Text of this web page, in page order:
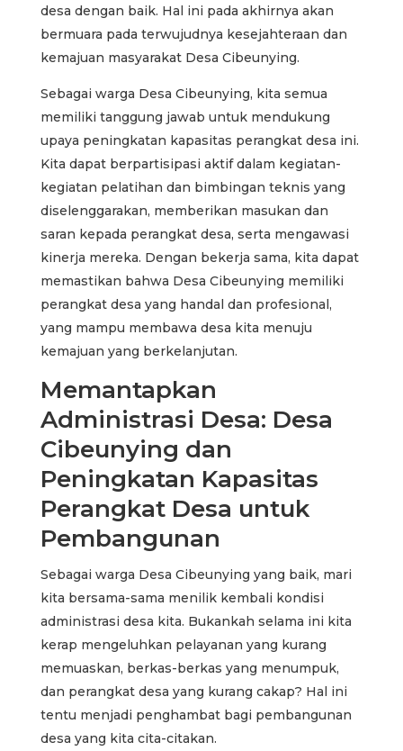
desa dengan baik. Hal ini pada akhirnya akan
bermuara pada terwujudnya kesejahteraan dan
kemajuan masyarakat Desa Cibeunying.
Sebagai warga Desa Cibeunying, kita semua
memiliki tanggung jawab untuk mendukung
upaya peningkatan kapasitas perangkat desa ini.
Kita dapat berpartisipasi aktif dalam kegiatan-
kegiatan pelatihan dan bimbingan teknis yang
diselenggarakan, memberikan masukan dan
saran kepada perangkat desa, serta mengawasi
kinerja mereka. Dengan bekerja sama, kita dapat
memastikan bahwa Desa Cibeunying memiliki
perangkat desa yang handal dan profesional,
yang mampu membawa desa kita menuju
kemajuan yang berkelanjutan.
Memantapkan
Administrasi Desa: Desa
Cibeunying dan
Peningkatan Kapasitas
Perangkat Desa untuk
Pembangunan
Sebagai warga Desa Cibeunying yang baik, mari
kita bersama-sama menilik kembali kondisi
administrasi desa kita. Bukankah selama ini kita
kerap mengeluhkan pelayanan yang kurang
memuaskan, berkas-berkas yang menumpuk,
dan perangkat desa yang kurang cakap? Hal ini
tentu menjadi penghambat bagi pembangunan
desa yang kita cita-citakan.